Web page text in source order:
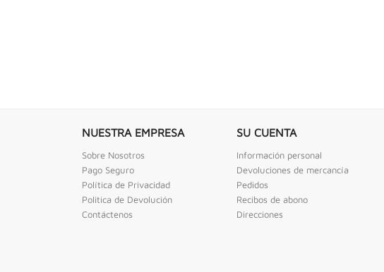
NUESTRA EMPRESA
Sobre Nosotros
Pago Seguro
Política de Privacidad
Politica de Devolución
Contáctenos
SU CUENTA
Información personal
Devoluciones de mercancía
Pedidos
Recibos de abono
Direcciones